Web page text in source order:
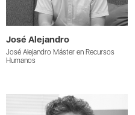
José Alejandro
José Alejandro Máster en Recursos
Humanos